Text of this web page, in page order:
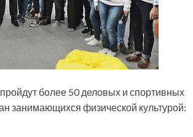
более 50 деловых и спортивных
занимающихся физической культурой: